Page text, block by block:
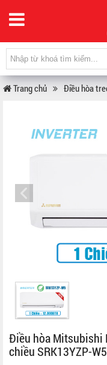
Trang chủ Điều hòa
Điều hòa Mitsubishi
chiều SRK13YZP-W5